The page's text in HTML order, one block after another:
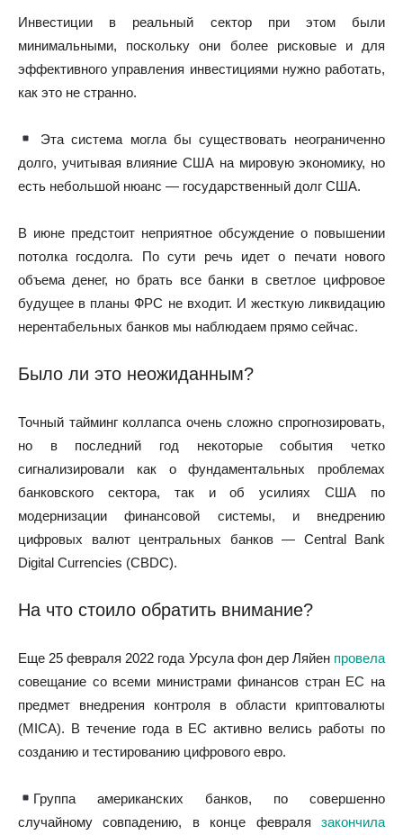
Инвестиции в реальный сектор при этом были
минимальными, поскольку они более рисковые и для
эффективного управления инвестициями нужно работать,
как это не странно.
Эта система могла бы существовать неограниченно
долго, учитывая влияние США на мировую экономику, но
есть небольшой нюанс — государственный долг США.
В июне предстоит неприятное обсуждение о повышении
потолка госдолга. По сути речь идет о печати нового
объема денег, но брать все банки в светлое цифровое
будущее в планы ФРС не входит. И жесткую ликвидацию
нерентабельных банков мы наблюдаем прямо сейчас.
Было ли это неожиданным?
Точный тайминг коллапса очень сложно спрогнозировать,
но в последний год некоторые события четко
сигнализировали как о фундаментальных проблемах
банковского сектора, так и об усилиях США по
модернизации финансовой системы, и внедрению
цифровых валют центральных банков — Central Bank
Digital Currencies (CBDC).
На что стоило обратить внимание?
Еще 25 февраля 2022 года Урсула фон дер Ляйен провела
совещание со всеми министрами финансов стран ЕС на
предмет внедрения контроля в области криптовалюты
(MICA). В течение года в ЕС активно велись работы по
созданию и тестированию цифрового евро.
Группа американских банков, по совершенно
случайному совпадению, в конце февраля закончила